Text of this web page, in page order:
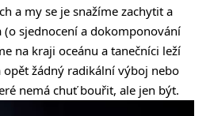
a my se je snažíme zachytit a
sjednocení a dokomponování
na kraji oceánu a tanečníci leží
opět žádný radikální výboj nebo
nemá chuť bouřit, ale jen být.